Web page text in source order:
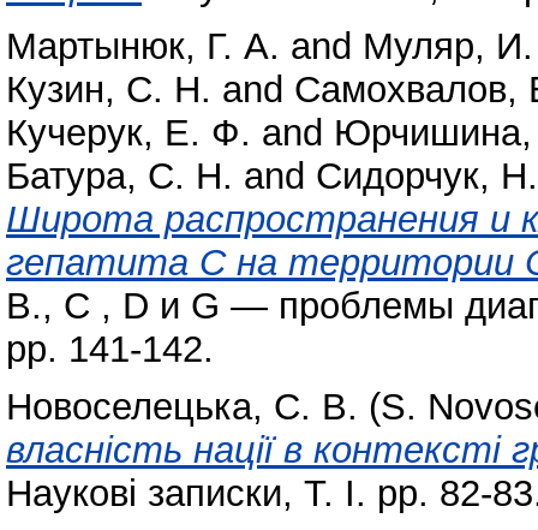
Мартынюк, Г. А. and Муляр,
Кузин, С. Н. and Самохвалов,
Кучерук, Е. Ф. and Юрчишина,
Батура, С. Н. and Сидорчук,
Широта распространения и
гепатита С на территории
В., С , D и G — проблемы
pp. 141-142.
Новоселецька, С. В. (S.
власність нації в
Наукові записки, Т. І. pp. 82-